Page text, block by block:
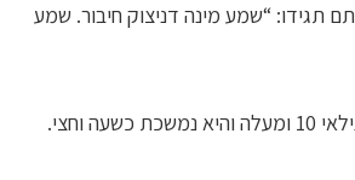
תגידו: “שמע מינה דניצוק חיבור. שמע
נמשכת כשעה וחצי.